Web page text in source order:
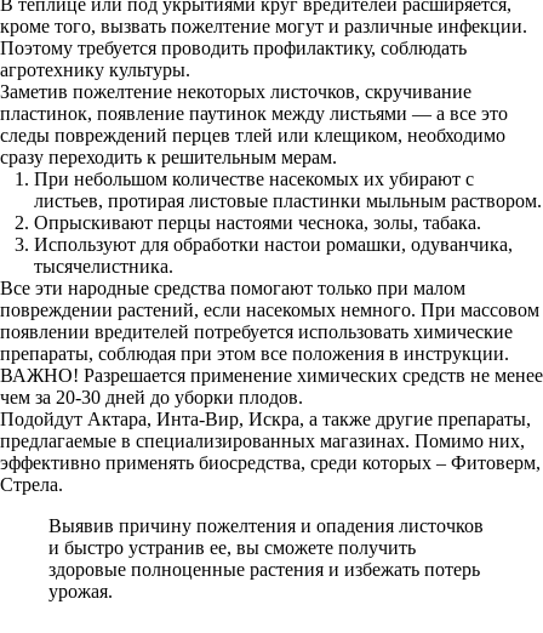
В теплице или под укрытиями круг вредителей расширяется,
кроме того, вызвать пожелтение могут и различные инфекции.
Поэтому требуется проводить профилактику, соблюдать
агротехнику культуры.
Заметив пожелтение некоторых листочков, скручивание
пластинок, появление паутинок между листьями — а все это
следы повреждений перцев тлей или клещиком, необходимо
сразу переходить к решительным мерам.
При небольшом количестве насекомых их убирают с
листьев, протирая листовые пластинки мыльным раствором.
Опрыскивают перцы настоями чеснока, золы, табака.
Используют для обработки настои ромашки, одуванчика,
тысячелистника.
Все эти народные средства помогают только при малом
повреждении растений, если насекомых немного. При массовом
появлении вредителей потребуется использовать химические
препараты, соблюдая при этом все положения в инструкции.
ВАЖНО! Разрешается применение химических средств не менее
чем за 20-30 дней до уборки плодов.
Подойдут Актара, Инта-Вир, Искра, а также другие препараты,
предлагаемые в специализированных магазинах. Помимо них,
эффективно применять биосредства, среди которых – Фитоверм,
Стрела.
Выявив причину пожелтения и опадения листочков
и быстро устранив ее, вы сможете получить
здоровые полноценные растения и избежать потерь
урожая.